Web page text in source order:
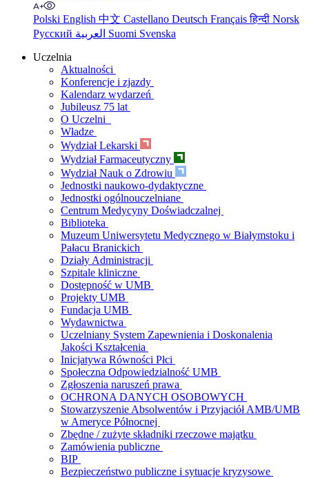
Polski English 中文 Castellano Deutsch Françaisहिन्दी Norsk
Русский
Suomi Svenska
Uczelnia
Aktualności
Konferencje i zjazdy
Kalendarz wydarzeń
Jubileusz 75 lat
O Uczelni
Władze
Wydział Lekarski
Wydział Farmaceutyczny
Wydział Nauk o Zdrowiu
Jednostki naukowo-dydaktyczne
Jednostki ogólnouczelniane
Centrum Medycyny Doświadczalnej
Biblioteka
Muzeum Uniwersytetu Medycznego w Białymstoku i
Pałacu Branickich
Działy Administracji
Szpitale kliniczne
Dostępność w UMB
Projekty UMB
Fundacja UMB
Wydawnictwa
Uczelniany System Zapewnienia i Doskonalenia
Jakości Kształcenia
Inicjatywa Równości Płci
Społeczna Odpowiedzialność UMB
Zgłoszenia naruszeń prawa
OCHRONA DANYCH OSOBOWYCH
Stowarzyszenie Absolwentów i Przyjaciół AMB/UMB
w Ameryce Północnej
Zbędne / zużyte składniki rzeczowe majątku
Zamówienia publiczne
BIP
Bezpieczeństwo publiczne i sytuacje kryzysowe